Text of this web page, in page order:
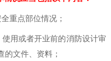
重点部位情况；
用或者开业前的消防设计审
的文件、资料；